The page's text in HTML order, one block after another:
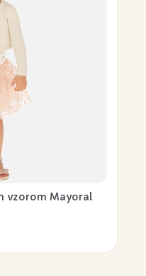
vzorom Mayoral